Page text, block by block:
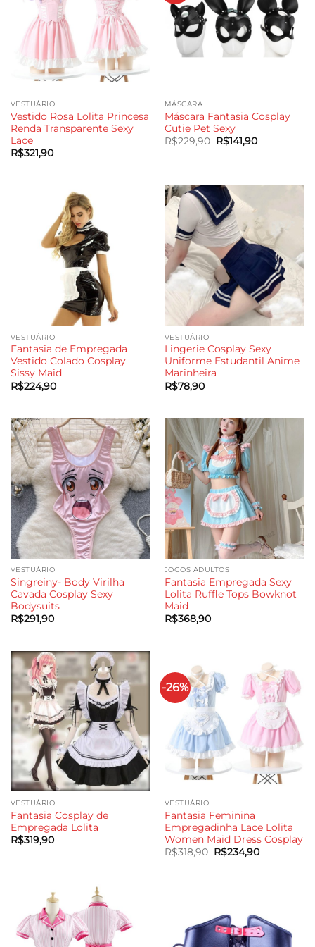
VESTUÁRIO
Vestido Rosa Lolita Princesa
Renda Transparente Sexy
Lace
R$321,90
MÁSCARA
Máscara Fantasia Cosplay
Cutie Pet Sexy
R$229,90 O
preço
R$141,90O
VESTUÁRIO
Fantasia de Empregada
Vestido Colado Cosplay
Sissy Maid
R$224,90
VESTUÁRIO
Lingerie Cosplay Sexy
Uniforme Estudantil Anime
Marinheira
R$78,90
VESTUÁRIO
Singreiny- Body Virilha
Cavada Cosplay Sexy
Bodysuits
R$291,90
JOGOS ADULTOS
Fantasia Empregada Sexy
Lolita Ruffle Tops Bowknot
Maid
R$368,90
VESTUÁRIO
Fantasia Cosplay de
Empregada Lolita
R$319,90
-26%
VESTUÁRIO
Fantasia Feminina
Empregadinha Lace Lolita
Women Maid Dress Cosplay
R$318,90 O
preço
R$234,90O